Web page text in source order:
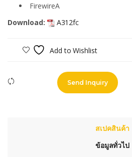
FirewireA
Download:
A312fc
Add to Wishlist
Send Inquiry
สเปคสินค้า
ข้อมูลทั่วไป